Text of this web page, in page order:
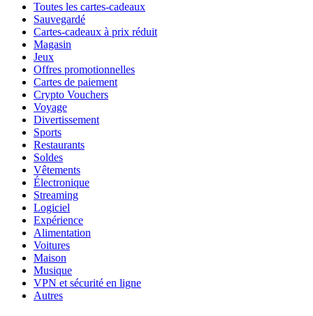
Toutes les cartes-cadeaux
Sauvegardé
Cartes-cadeaux à prix réduit
Magasin
Jeux
Offres promotionnelles
Cartes de paiement
Crypto Vouchers
Voyage
Divertissement
Sports
Restaurants
Soldes
Vêtements
Électronique
Streaming
Logiciel
Expérience
Alimentation
Voitures
Maison
Musique
VPN et sécurité en ligne
Autres